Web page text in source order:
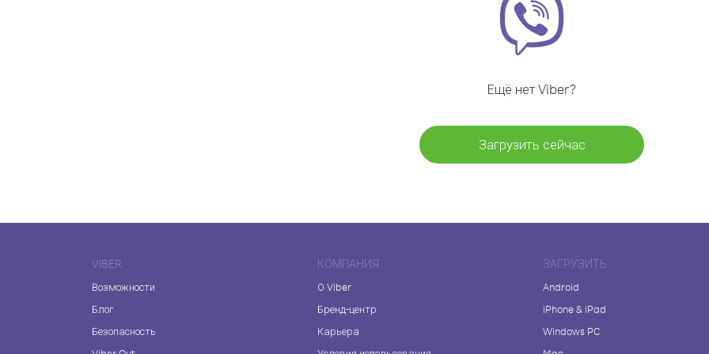
Ещё нет Viber?
Загрузить сейчас
VIBER
Возможности
Блог
Безопасность
КОМПАНИЯ
О Viber
Бренд-центр
Карьера
ЗАГРУЗИТЬ
Android
iPhone & iPad
Windows PC